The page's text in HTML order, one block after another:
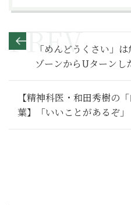
「めんどうくさい」
ゾーンからUターンし
【精神科医・和田秀樹の
葉】「いいことがあるぞ」